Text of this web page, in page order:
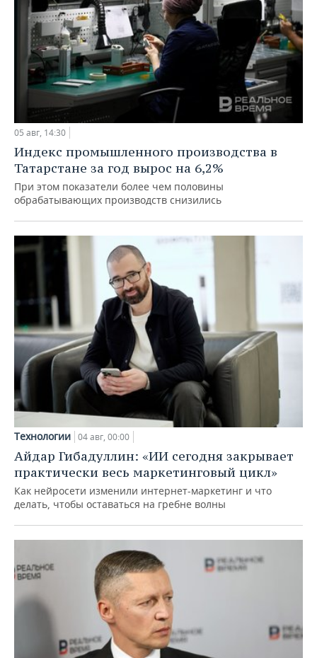
05 авг, 14:30
Индекс промышленного производства в
Татарстане за год вырос на 6,2%
При этом показатели более чем половины
обрабатывающих производств снизились
Технологии 04 авг, 00:00
Айдар Гибадуллин: «ИИ сегодня закрывает
практически весь маркетинговый цикл»
Как нейросети изменили интернет-маркетинг и что
делать, чтобы оставаться на гребне волны